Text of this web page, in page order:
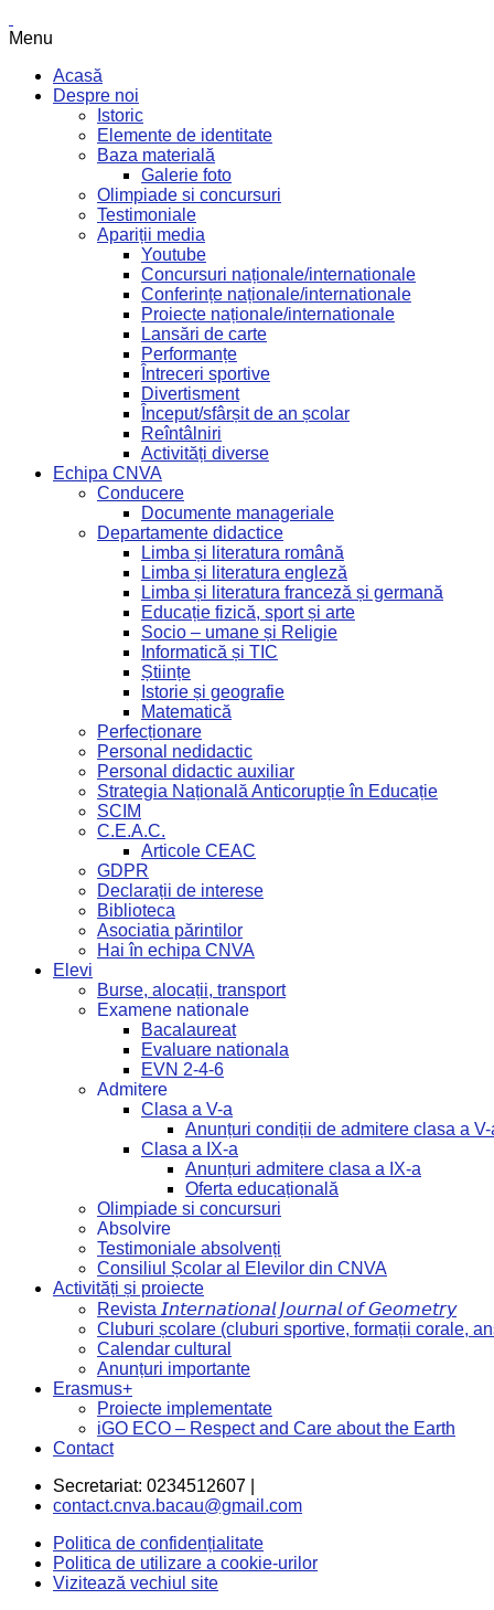
Menu
Acasă
Despre noi
Istoric
Elemente de identitate
Baza materială
Galerie foto
Olimpiade si concursuri
Testimoniale
Apariții media
Youtube
Concursuri naționale/internationale
Conferințe naționale/internationale
Proiecte naționale/internationale
Lansări de carte
Performanțe
Întreceri sportive
Divertisment
Început/sfârșit de an școlar
Reîntâlniri
Activități diverse
Echipa CNVA
Conducere
Documente manageriale
Departamente didactice
Limba și literatura română
Limba și literatura engleză
Limba și literatura franceză și germană
Educație fizică, sport și arte
Socio – umane și Religie
Informatică și TIC
Științe
Istorie și geografie
Matematică
Perfecționare
Personal nedidactic
Personal didactic auxiliar
Strategia Națională Anticorupție în Educație
SCIM
C.E.A.C.
Articole CEAC
GDPR
Declarații de interese
Biblioteca
Asociatia părintilor
Hai în echipa CNVA
Elevi
Burse, alocații, transport
Examene nationale
Bacalaureat
Evaluare nationala
EVN 2-4-6
Admitere
Clasa a V-a
Anunțuri condiții de admitere clasa a V-
Clasa a IX-a
Anunțuri admitere clasa a IX-a
Oferta educațională
Olimpiade si concursuri
Absolvire
Testimoniale absolvenți
Consiliul Școlar al Elevilor din CNVA
Activități și proiecte
Revista 𝘐𝘯𝘵𝘦𝘳𝘯𝘢𝘵𝘪𝘰𝘯𝘢𝘭 𝘑𝘰𝘶𝘳𝘯𝘢𝘭 𝘰𝘧 𝘎𝘦𝘰𝘮𝘦𝘵𝘳𝘺
Cluburi școlare (cluburi sportive, formații corale,
Calendar cultural
Anunțuri importante
Erasmus+
Proiecte implementate
iGO ECO – Respect and Care about the Earth
Contact
Secretariat: 0234512607 |
contact.cnva.bacau@gmail.com
Politica de confidențialitate
Politica de utilizare a cookie-urilor
Vizitează vechiul site